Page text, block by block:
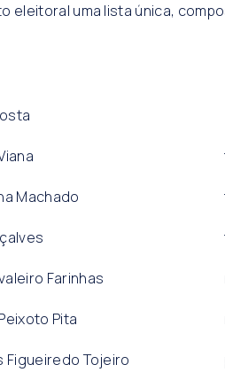
eleitoral uma lista única,
Machado
Farinhas
Pita
Figueiredo Tojeiro